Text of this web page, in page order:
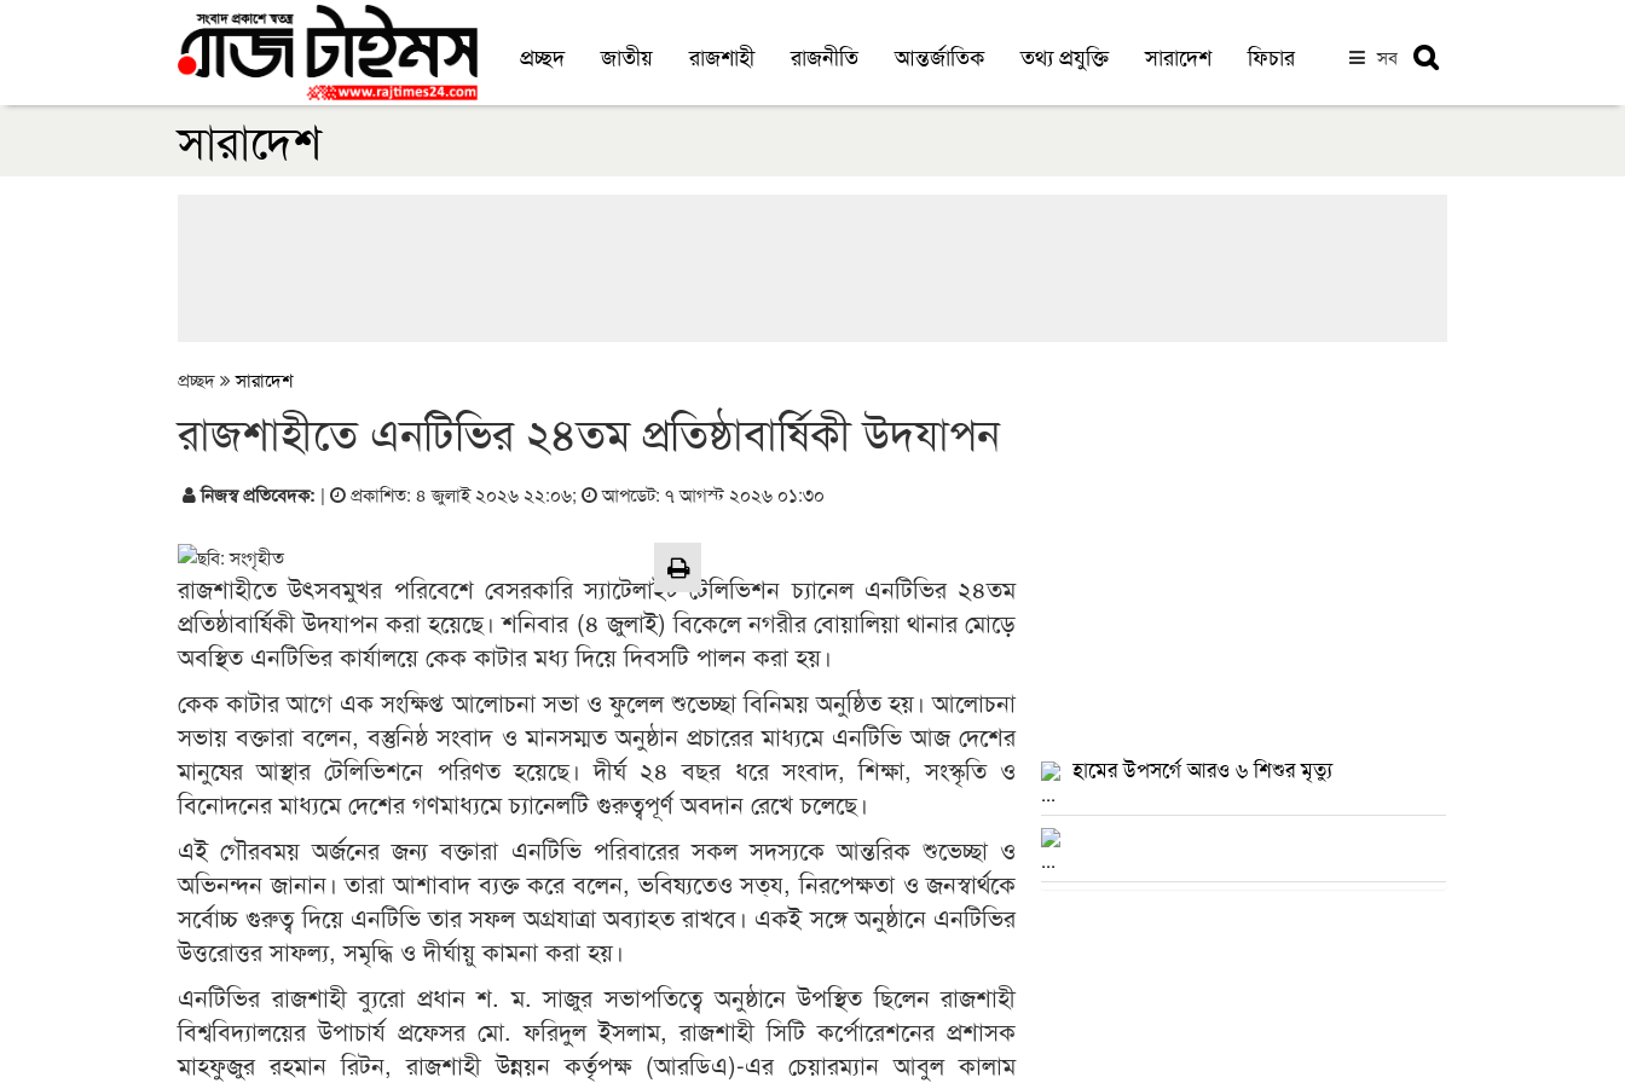
প্রচ্ছদ জাতীয় রাজশাহী রাজনীতি আন্তর্জাতিক তথ্য প্রযুক্তি সারাদেশ ফিচার সব
সারাদেশ
প্রচ্ছদ সারাদেশ
রাজশাহীতে এনটিভির ২৪তম প্রতিষ্ঠাবার্ষিকী উদযাপন
নিজস্ব প্রতিবেদক: | প্রকাশিত: ৪ জুলাই ২০২৬ ২২:০৬; আপডেট: ৭ আগস্ট ২০২৬ ০১:৩০
রাজশাহীতে উৎসবমুখর পরিবেশে বেসরকারি স্যাটেলাইট টেলিভিশন চ্যানেল এনটিভির ২৪তম
প্রতিষ্ঠাবার্ষিকী উদযাপন করা হয়েছে। শনিবার (৪ জুলাই) বিকেলে নগরীর বোয়ালিয়া থানার মোড়ে
অবস্থিত এনটিভির কার্যালয়ে কেক কাটার মধ্য দিয়ে দিবসটি পালন করা হয়।
কেক কাটার আগে এক সংক্ষিপ্ত আলোচনা সভা ও ফুলেল শুভেচ্ছা বিনিময় অনুষ্ঠিত হয়। আলোচনা
সভায় বক্তারা বলেন, বস্তুনিষ্ঠ সংবাদ ও মানসম্মত অনুষ্ঠান প্রচারের মাধ্যমে এনটিভি আজ দেশের
মানুষের আস্থার টেলিভিশনে পরিণত হয়েছে। দীর্ঘ ২৪ বছর ধরে সংবাদ, শিক্ষা, সংস্কৃতি ও
বিনোদনের মাধ্যমে দেশের গণমাধ্যমে চ্যানেলটি গুরুত্বপূর্ণ অবদান রেখে চলেছে।
এই গৌরবময় অর্জনের জন্য বক্তারা এনটিভি পরিবারের সকল সদস্যকে আন্তরিক শুভেচ্ছা ও
অভিনন্দন জানান। তারা আশাবাদ ব্যক্ত করে বলেন, ভবিষ্যতেও সত্য, নিরপেক্ষতা ও জনস্বার্থকে
সর্বোচ্চ গুরুত্ব দিয়ে এনটিভি তার সফল অগ্রযাত্রা অব্যাহত রাখবে। একই সঙ্গে অনুষ্ঠানে এনটিভির
উত্তরোত্তর সাফল্য, সমৃদ্ধি ও দীর্ঘায়ু কামনা করা হয়।
এনটিভির রাজশাহী ব্যুরো প্রধান শ. ম. সাজুর সভাপতিত্বে অনুষ্ঠানে উপস্থিত ছিলেন রাজশাহী
বিশ্ববিদ্যালয়ের উপাচার্য প্রফেসর মো. ফরিদুল ইসলাম, রাজশাহী সিটি কর্পোরেশনের প্রশাসক
মাহফুজুর রহমান রিটন, রাজশাহী উন্নয়ন কর্তৃপক্ষ (আরডিএ)-এর চেয়ারম্যান আবুল কালাম
হামের উপসর্গে আরও ৬ শিশুর মৃত্যু